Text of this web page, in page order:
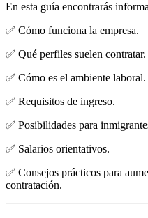
En esta guía encontrarás
✅ Cómo funciona la empresa.
✅ Qué perfiles suelen contratar.
✅ Cómo es el ambiente laboral.
✅ Requisitos de ingreso.
✅ Posibilidades para
✅ Salarios orientativos.
✅ Consejos prácticos para
contratación.